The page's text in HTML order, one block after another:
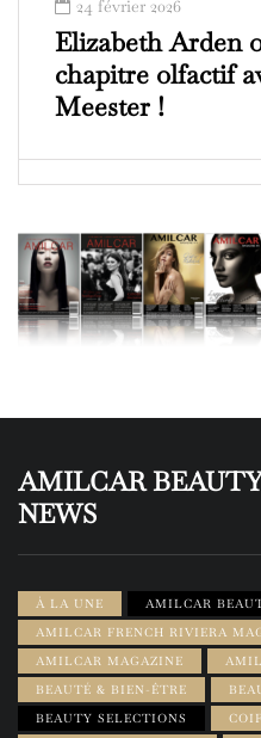
24 février 2026
Elizabeth Arden
chapitre olfactif
Meester !
AMILCAR
NEWS
À LA UNE
AMILCAR
AMILCAR FRENCH RIVIERA
AMILCAR MAGAZINE
BEAUTÉ & BIEN-ÊTRE
BEAUTY SELECTIONS